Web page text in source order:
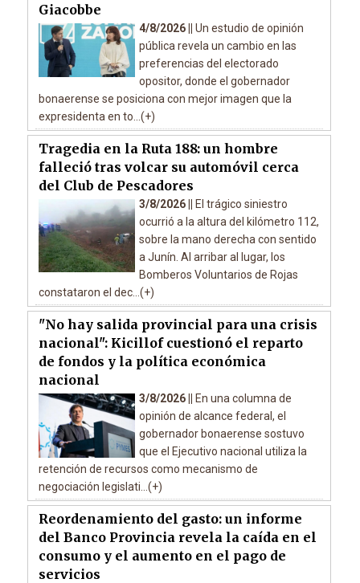
Giacobbe
4/8/2026 || Un estudio de opinión
pública revela un cambio en las
preferencias del electorado
opositor, donde el gobernador
bonaerense se posiciona con mejor imagen que la
expresidenta en to...(+)
Tragedia en la Ruta 188: un hombre
falleció tras volcar su automóvil cerca
del Club de Pescadores
3/8/2026 ||
El trágico siniestro
ocurrió a la altura del kilómetro 112,
sobre la mano derecha con sentido
a Junín. Al arribar al lugar, los
Bomberos Voluntarios de Rojas
constataron el dec...(+)
"No hay salida provincial para una crisis
nacional": Kicillof cuestionó el reparto
de fondos y la política económica
nacional
3/8/2026 ||
En una columna de
opinión de alcance federal, el
gobernador bonaerense sostuvo
que el Ejecutivo nacional utiliza la
retención de recursos como mecanismo de
negociación legislati...(+)
Reordenamiento del gasto: un informe
del Banco Provincia revela la caída en el
consumo y el aumento en el pago de
servicios